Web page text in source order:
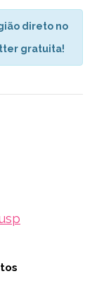
direto no
gratuita!